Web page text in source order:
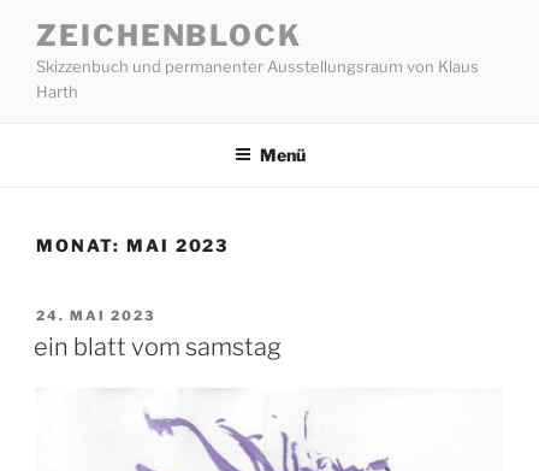
Inhalt
springen
ZEICHENBLOCK
Skizzenbuch und permanenter Ausstellungsraum von Klaus
Harth
Menü
MONAT: MAI 2023
VERÖFFENTLICHT
AM
24. MAI 2023
ein blatt vom samstag